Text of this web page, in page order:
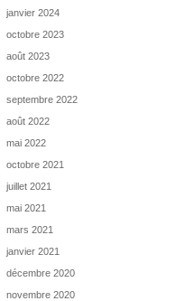
janvier 2024
octobre 2023
août 2023
octobre 2022
septembre 2022
août 2022
mai 2022
octobre 2021
juillet 2021
mai 2021
mars 2021
janvier 2021
décembre 2020
novembre 2020